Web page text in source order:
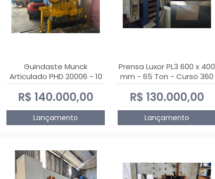
Guindaste Munck
Articulado PHD 20006 - 10
Ton
R$ 140.000,00
Lançamento
Prensa Luxor PL3 600 x 400
mm - 65 Ton - Curso 360
mm
R$ 130.000,00
Lançamento